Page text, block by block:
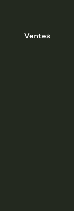
Ventes